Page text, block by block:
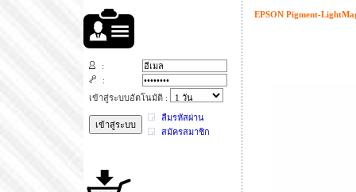
:
:
เข้าสู่ระบบอัตโนมัติ :
ลืมรหัสผ่าน
สมัครสมาชิก
EPSON Pigment-